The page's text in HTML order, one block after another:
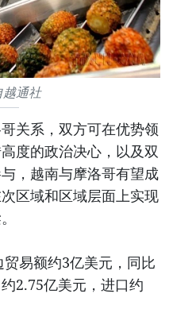
越通社
关系，双方可在优势领
度的政治决心，以及双
，越南与摩洛哥有望成
区域和区域层面上实现
易额约3亿美元，同比
2.75亿美元，进口约